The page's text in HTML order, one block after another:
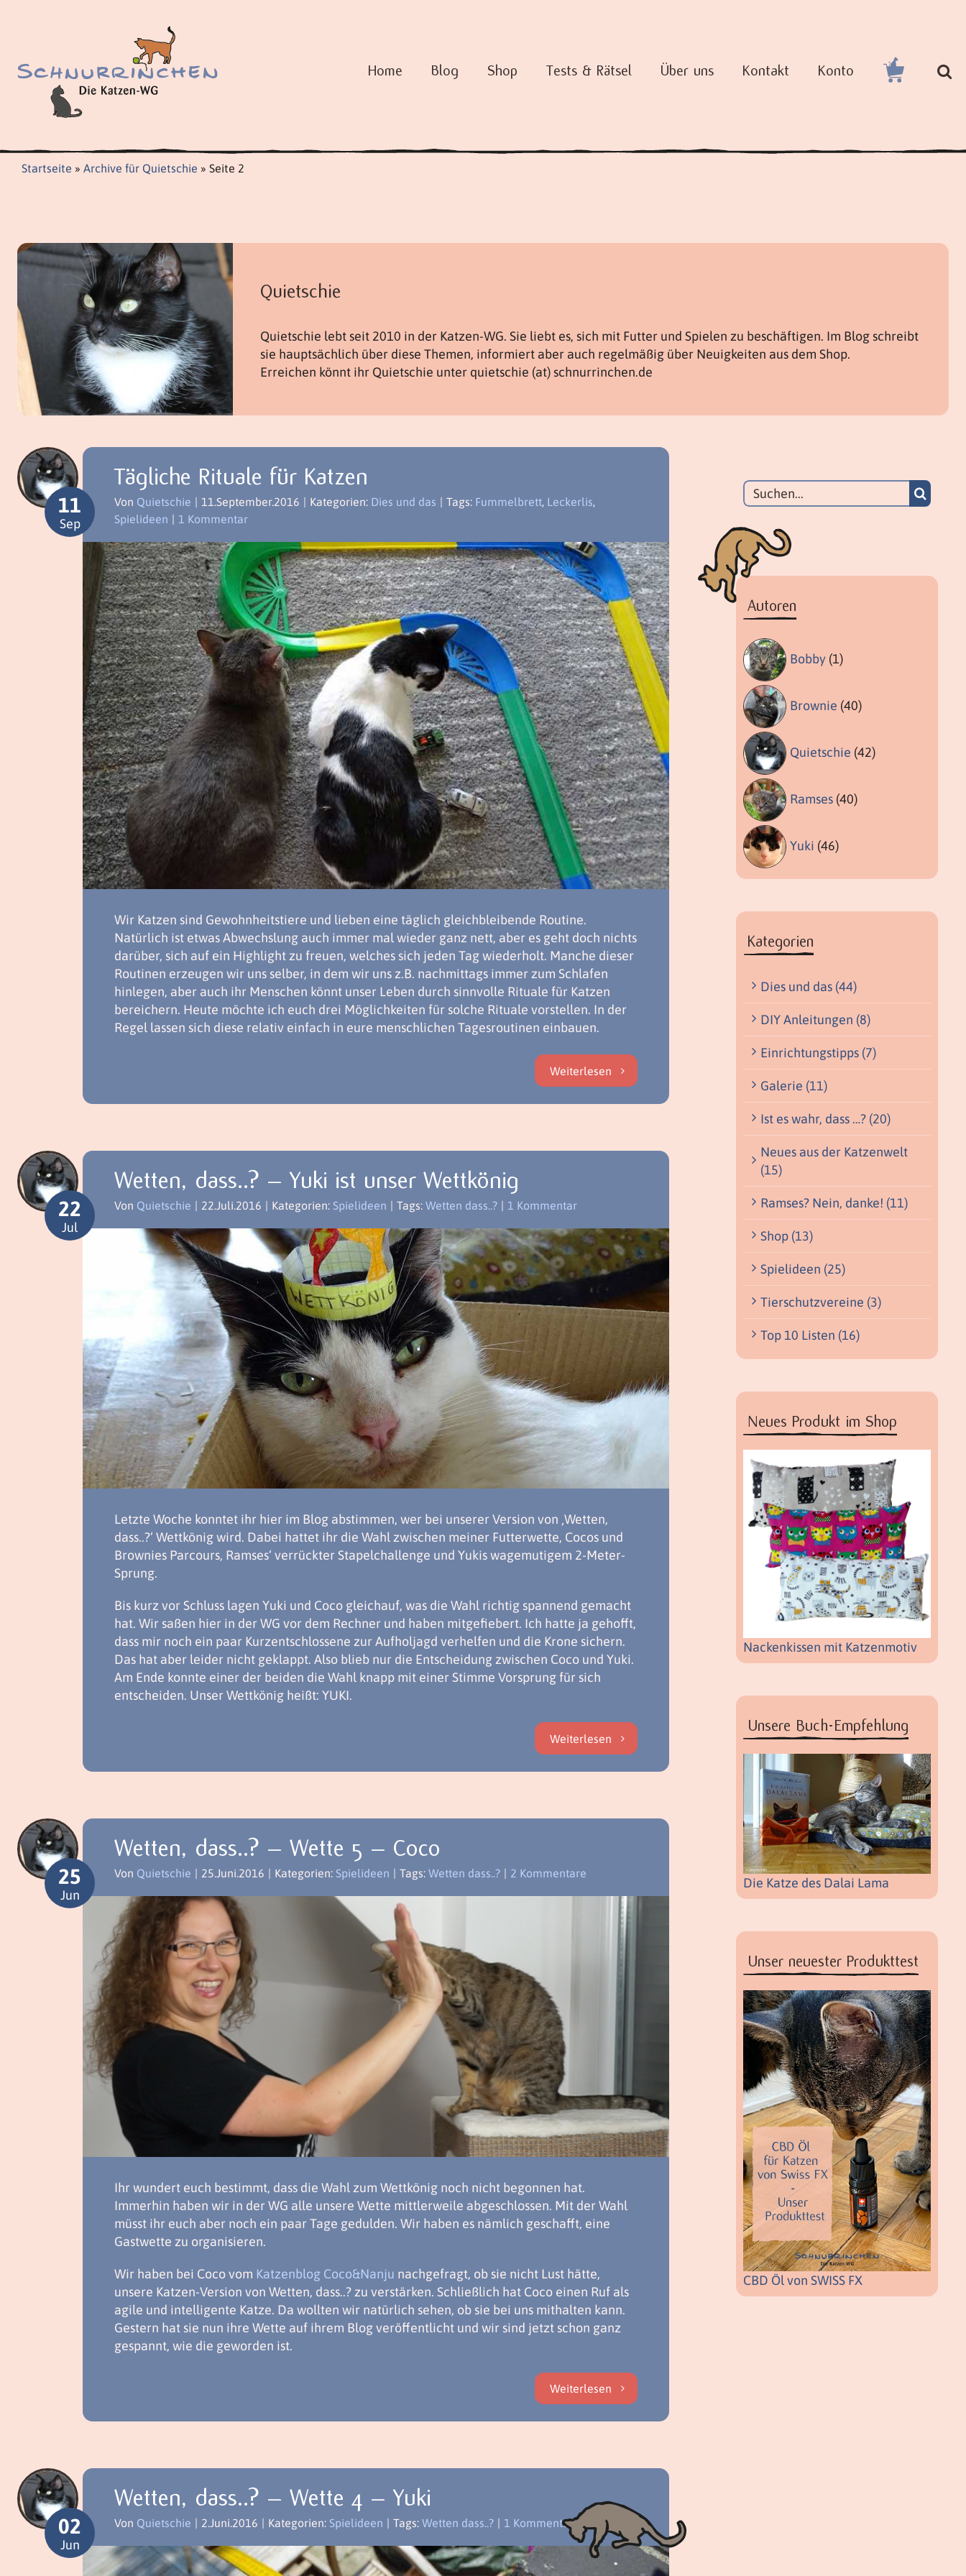
Home Blog Shop Tests & Rätsel Über uns Kontakt Konto
Startseite » Archive für Quietschie » Seite 2
Quietschie
Quietschie lebt seit 2010 in der Katzen-WG. Sie liebt es, sich mit Futter und Spielen zu beschäftigen. Im Blog schreibt
sie hauptsächlich über diese Themen, informiert aber auch regelmäßig über Neuigkeiten aus dem Shop.
Erreichen könnt ihr Quietschie unter quietschie (at) schnurrinchen.de
11
Sep
Tägliche Rituale für Katzen
Von Quietschie | 11.September.2016 | Kategorien: Dies und das | Tags: Fummelbrett, Leckerlis,
Spielideen | 1 Kommentar
Wir Katzen sind Gewohnheitstiere und lieben eine täglich gleichbleibende Routine.
Natürlich ist etwas Abwechslung auch immer mal wieder ganz nett, aber es geht doch nichts
darüber, sich auf ein Highlight zu freuen, welches sich jeden Tag wiederholt. Manche dieser
Routinen erzeugen wir uns selber, in dem wir uns z.B. nachmittags immer zum Schlafen
hinlegen, aber auch ihr Menschen könnt unser Leben durch sinnvolle Rituale für Katzen
bereichern. Heute möchte ich euch drei Möglichkeiten für solche Rituale vorstellen. In der
Regel lassen sich diese relativ einfach in eure menschlichen Tagesroutinen einbauen.
Weiterlesen
22
Jul
Wetten, dass..? – Yuki ist unser Wettkönig
Von Quietschie | 22.Juli.2016 | Kategorien: Spielideen | Tags: Wetten dass..? | 1 Kommentar
Letzte Woche konntet ihr hier im Blog abstimmen, wer bei unserer Version von ‚Wetten,
dass..?‘ Wettkönig wird. Dabei hattet ihr die Wahl zwischen meiner Futterwette, Cocos und
Brownies Parcours, Ramses‘ verrückter Stapelchallenge und Yukis wagemutigem 2-Meter-
Sprung.
Bis kurz vor Schluss lagen Yuki und Coco gleichauf, was die Wahl richtig spannend gemacht
hat. Wir saßen hier in der WG vor dem Rechner und haben mitgefiebert. Ich hatte ja gehofft,
dass mir noch ein paar Kurzentschlossene zur Aufholjagd verhelfen und die Krone sichern.
Das hat aber leider nicht geklappt. Also blieb nur die Entscheidung zwischen Coco und Yuki.
Am Ende konnte einer der beiden die Wahl knapp mit einer Stimme Vorsprung für sich
entscheiden. Unser Wettkönig heißt: YUKI.
Weiterlesen
25
Jun
Wetten, dass..? – Wette 5 – Coco
Von Quietschie | 25.Juni.2016 | Kategorien: Spielideen | Tags: Wetten dass..? | 2 Kommentare
Ihr wundert euch bestimmt, dass die Wahl zum Wettkönig noch nicht begonnen hat.
Immerhin haben wir in der WG alle unsere Wette mittlerweile abgeschlossen. Mit der Wahl
müsst ihr euch aber noch ein paar Tage gedulden. Wir haben es nämlich geschafft, eine
Gastwette zu organisieren.
Wir haben bei Coco vom Katzenblog Coco&Nanju nachgefragt, ob sie nicht Lust hätte,
unsere Katzen-Version von Wetten, dass..? zu verstärken. Schließlich hat Coco einen Ruf als
agile und intelligente Katze. Da wollten wir natürlich sehen, ob sie bei uns mithalten kann.
Gestern hat sie nun ihre Wette auf ihrem Blog veröffentlicht und wir sind jetzt schon ganz
gespannt, wie die geworden ist.
Weiterlesen
02
Jun
Wetten, dass..? – Wette 4 – Yuki
Von Quietschie 2.Juni.2016 Kategorien: Spielideen Tags: Wetten dass..? 1 Kommentar
Suche
nach:
Autoren
Bobby(1)
Brownie (40)
Quietschie (42)
Ramses(40)
Yuki (46)
Kategorien
Dies und das (44)
DIY Anleitungen (8)
Einrichtungstipps (7)
Galerie (11)
Ist es wahr, dass …? (20)
Neues aus der Katzenwelt
(15)
Ramses? Nein, danke! (11)
Shop (13)
Spielideen (25)
Tierschutzvereine (3)
Top 10 Listen (16)
Neues Produkt im Shop
Nackenkissen mit Katzenmotiv
Unsere Buch-Empfehlung
Die Katze des Dalai Lama
Unser neuester Produkttest
CBD Öl von SWISS FX